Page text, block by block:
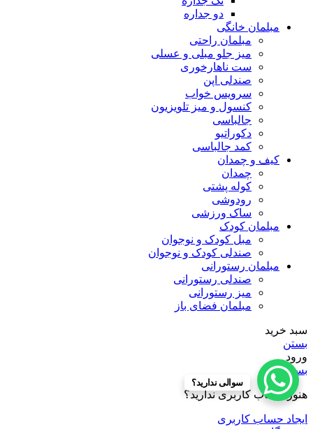
دو جداره
مبلمان خانگی
مبلمان راحتی
میز جلو مبلی و عسلی
ست ناهارخوری
صندلی اپن
سرویس خواب
کنسول و میز تلویزیون
جالباسی
دکوراتیو
کمد جالباسی
کیف و چمدان
چمدان
کوله پشتی
رودوشی
ساک ورزشی
مبلمان کودک
مبل کودک و نوجوان
صندلی کودک و نوجوان
مبلمان رستورانی
صندلی رستورانی
میز رستورانی
مبلمان فضای باز
سبد خرید
بستن
ورود
بستن
هنوز حساب کاربری ندارید؟
ایجاد حساب کاربری
سوالی ندارید؟